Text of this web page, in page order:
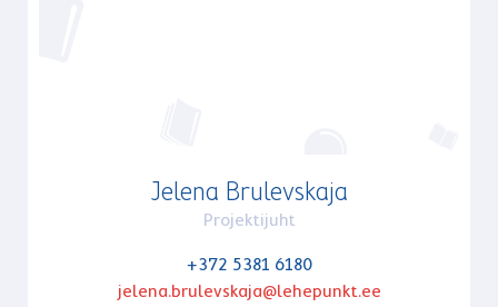
Jelena Brulevskaja
Projektijuht
+372 5381 6180
jelena.brulevskaja@lehepunkt.ee